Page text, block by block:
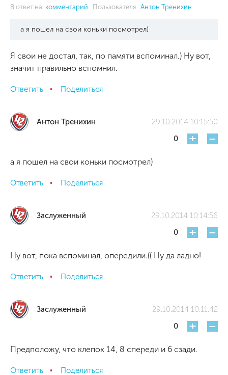
В ответ на комментарий Пользователя Антон Тренихин
а я пошел на свои коньки посмотрел)
Я свои не достал, так, по памяти вспоминал.) Ну вот,
значит правильно вспомнил.
Ответить Поделиться
Антон Тренихин
29.10.2014 10:15:50
0
+ -
а я пошел на свои коньки посмотрел)
Ответить Поделиться
Заслуженный
29.10.2014 10:14:56
0
+ -
Ну вот, пока вспоминал, опередили.(( Ну да ладно!
Ответить Поделиться
Заслуженный
29.10.2014 10:11:42
0
+ -
Предположу, что клепок 14, 8 спереди и 6 сзади.
Ответить Поделиться